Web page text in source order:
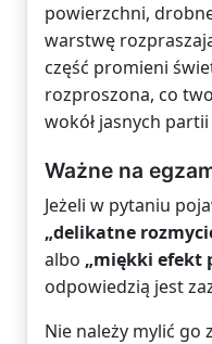
powierzchni,
warstwę
część promieni
rozproszona, co
wokół jasnych
Ważne na
Jeżeli w pytaniu
„delikatne
albo „miękki efekt
odpowiedzią jest
Nie należy mylić go